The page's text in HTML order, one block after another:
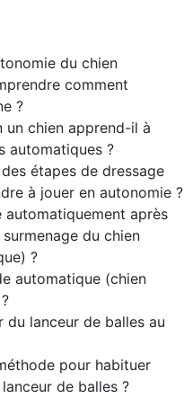
du chien
comment
?
un chien apprend-il à
automatiques ?
étapes de dressage
à jouer en autonomie ?
automatiquement après
du chien
?
automatique (chien
du lanceur de balles au
pour habituer
de balles ?